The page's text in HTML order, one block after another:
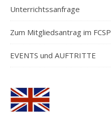
Unterrichtssanfrage
Zum Mitgliedsantrag im FCSP
EVENTS und AUFTRITTE